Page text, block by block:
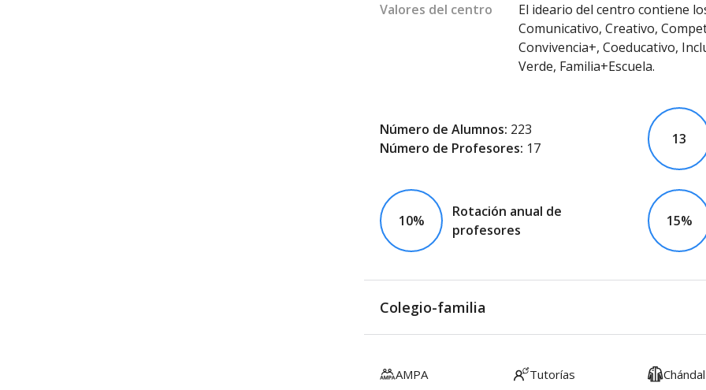
Valores del centro
El ideario del centro contiene
Comunicativo, Creativo,
Convivencia+, Coeducativo,
Verde, Familia+Escuela.
Número de Alumnos: 223
Número de Profesores: 17
13
10%
Rotación anual de
profesores
15%
Colegio-familia
AMPA Tutorías Chándal